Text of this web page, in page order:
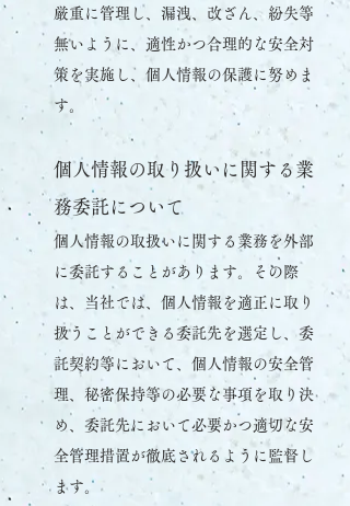
厳重に管理し、漏洩、改ざん、紛失等
無いように、適性かつ合理的な安全対
策を実施し、個人情報の保護に努めま
す。
個人情報の取り扱いに関する業
務委託について
個人情報の取扱いに関する業務を外部
に委託することがあります。その際
は、当社では、個人情報を適正に取り
扱うことができる委託先を選定し、委
託契約等において、個人情報の安全管
理、秘密保持等の必要な事項を取り決
め、委託先において必要かつ適切な安
全管理措置が徹底されるように監督し
ます。